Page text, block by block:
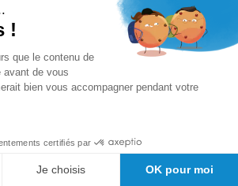
présentés sur ce site sont conformes
du code de la santé publique et à l'arrêté du
la liste des dispositifs médicaux autorisés à
auprès du public, ainsi qu'à l'articleR
publique. Par conséquent, ils peuvent
et rendus accessibles au public.
droits réservés.
!
que le contenu de
de vous
bien vous accompagner pendant votre
certifiés par
Je choisis OK pour moi